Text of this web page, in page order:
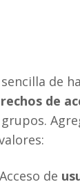
de
de
de